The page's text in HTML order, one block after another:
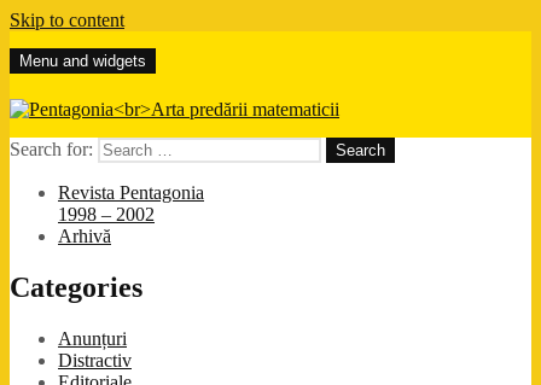
Skip to content
Pentagonia
Arta predării matematicii
Menu and widgets
Search for:
Revista Pentagonia
1998 – 2002
Arhivă
Categories
Anunțuri
Distractiv